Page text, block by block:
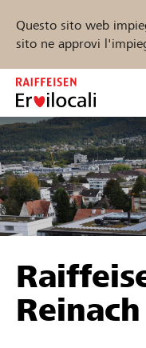
Questo sito web
sito ne approvi
Zum
Inhalt
springen
Sostenere
Aiuto &
Trova progetti e